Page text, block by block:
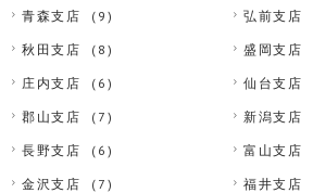
青森支店 (9) 弘前支店
秋田支店 (8) 盛岡支店
庄内支店 (6) 仙台支店
郡山支店 (7) 新潟支店
長野支店 (6) 富山支店
金沢支店 (7) 福井支店